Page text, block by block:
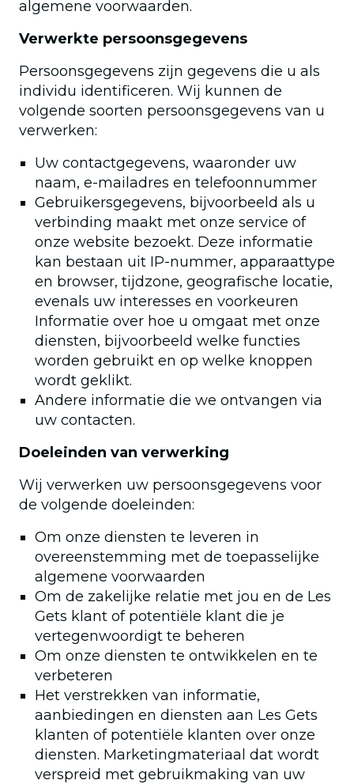
algemene voorwaarden.
Verwerkte persoonsgegevens
Persoonsgegevens zijn gegevens die u als
individu identificeren. Wij kunnen de
volgende soorten persoonsgegevens van u
verwerken:
Uw contactgegevens, waaronder uw
naam, e-mailadres en telefoonnummer
Gebruikersgegevens, bijvoorbeeld als u
verbinding maakt met onze service of
onze website bezoekt. Deze informatie
kan bestaan uit IP-nummer, apparaattype
en browser, tijdzone, geografische locatie,
evenals uw interesses en voorkeuren
Informatie over hoe u omgaat met onze
diensten, bijvoorbeeld welke functies
worden gebruikt en op welke knoppen
wordt geklikt.
Andere informatie die we ontvangen via
uw contacten.
Doeleinden van verwerking
Wij verwerken uw persoonsgegevens voor
de volgende doeleinden:
Om onze diensten te leveren in
overeenstemming met de toepasselijke
algemene voorwaarden
Om de zakelijke relatie met jou en de Les
Gets klant of potentiële klant die je
vertegenwoordigt te beheren
Om onze diensten te ontwikkelen en te
verbeteren
Het verstrekken van informatie,
aanbiedingen en diensten aan Les Gets
klanten of potentiële klanten over onze
diensten. Marketingmateriaal dat wordt
verspreid met gebruikmaking van uw